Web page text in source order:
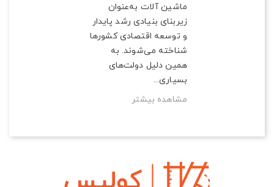
ماشین آلات به‌عنوان
زیربنای بنیادی رشد پایدار
و توسعه اقتصادی کشورها
شناخته می‌شوند. به
همین دلیل دولت‌های
بسیاری...
مشاهده بیشتر